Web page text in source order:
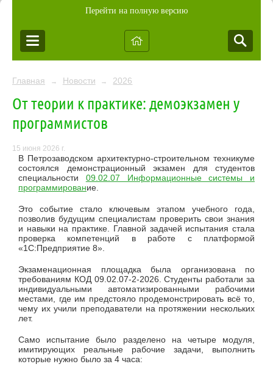
Перейти на полную версию
Главная → Новости → 2026
От теории к практике: демоэкзамен у
программистов
15 июня 2026 г.
В Петрозаводском архитектурно-строительном техникуме
состоялся демонстрационный экзамен для студентов
специальности 09.02.07 Информационные системы и
программирование.
Это событие стало ключевым этапом учебного года,
позволив будущим специалистам проверить свои знания
и навыки на практике. Главной задачей испытания стала
проверка компетенций в работе с платформой
«1С:Предприятие 8».
Экзаменационная площадка была организована по
требованиям КОД 09.02.07-2-2026. Студенты работали за
индивидуальными автоматизированными рабочими
местами, где им предстояло продемонстрировать всё то,
чему их учили преподаватели на протяжении нескольких
лет.
Само испытание было разделено на четыре модуля,
имитирующих реальные рабочие задачи, выполнить
которые нужно было за 4 часа: